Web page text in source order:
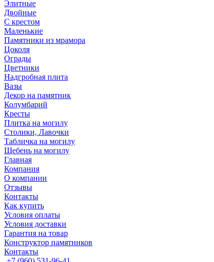
Элитные
Двойные
С крестом
Маленькие
Памятники из мрамора
Цоколя
Ограды
Цветники
Надгробная плита
Вазы
Декор на памятник
Колумбарий
Кресты
Плитка на могилу
Столики, Лавочки
Табличка на могилу
Щебень на могилу
Главная
Компания
О компании
Отзывы
Контакты
Как купить
Условия оплаты
Условия доставки
Гарантия на товар
Конструктор памятников
Контакты